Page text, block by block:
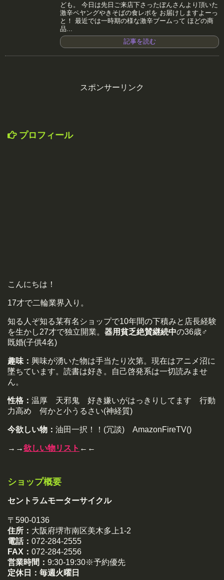
ども。 今日は先日ご来店下さったぼんさんより頂いた
激辛ペヤングやきそばの食レポを お届けしますよーっ
と！ 最近では一時期の様な激辛ブームって ほどの商
品...
記事を読む
スポンサーリンク
プロフィール
こんにちは！
17才で二輪業界入り。
知る人ぞ知る某有名ショップで10年間の下積みと店長経験
を生かし27才で独立開業。 器用貧乏絶賛継続中の36歳♂
既婚(子供4名)
趣味： 興味が湧いた物は手当たり次第。現在はアニメ沼に
墜ちています。読書は好き。自己啓発系は一切読みませ
ん。
性格： 温厚 天邪鬼 好き嫌いがはっきりしてます 行動
力高め 何かと小うるさい(神経質)
今欲しい物： 油田一択！！(冗談) AmazonFireTV()
→→欲しい物リスト ←←
ショップ概要
セントラムモーターサイクル
〒590-0136
住所： 大阪府堺市南区美木多上1-2
電話： 072-284-2555
FAX： 072-284-2556
営業時間： 9:30-19:30※予約優先
定休日： 毎週火曜日